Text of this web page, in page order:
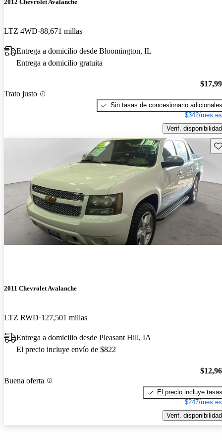
2012 Chevrolet Avalanche
LTZ 4WD 88,671 millas
Entrega a domicilio desde Bloomington, IL
Entrega a domicilio gratuita
Trato justo
Sin tasas de concesionario adicionales
$342/mes
Verif. disponibilidad
2011 Chevrolet Avalanche
LTZ RWD 127,501 millas
Entrega a domicilio desde Pleasant Hill, IA
El precio incluye envío de $822
Buena oferta
El precio incluye tasas
$247/mes
Verif. disponibilidad